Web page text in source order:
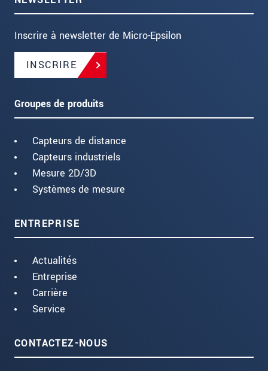
Inscrire à newsletter de Micro-Epsilon
INSCRIRE
Groupes de produits
Capteurs de distance
Capteurs industriels
Mesure 2D/3D
Systèmes de mesure
ENTREPRISE
Actualités
Entreprise
Carrière
Service
CONTACTEZ-NOUS